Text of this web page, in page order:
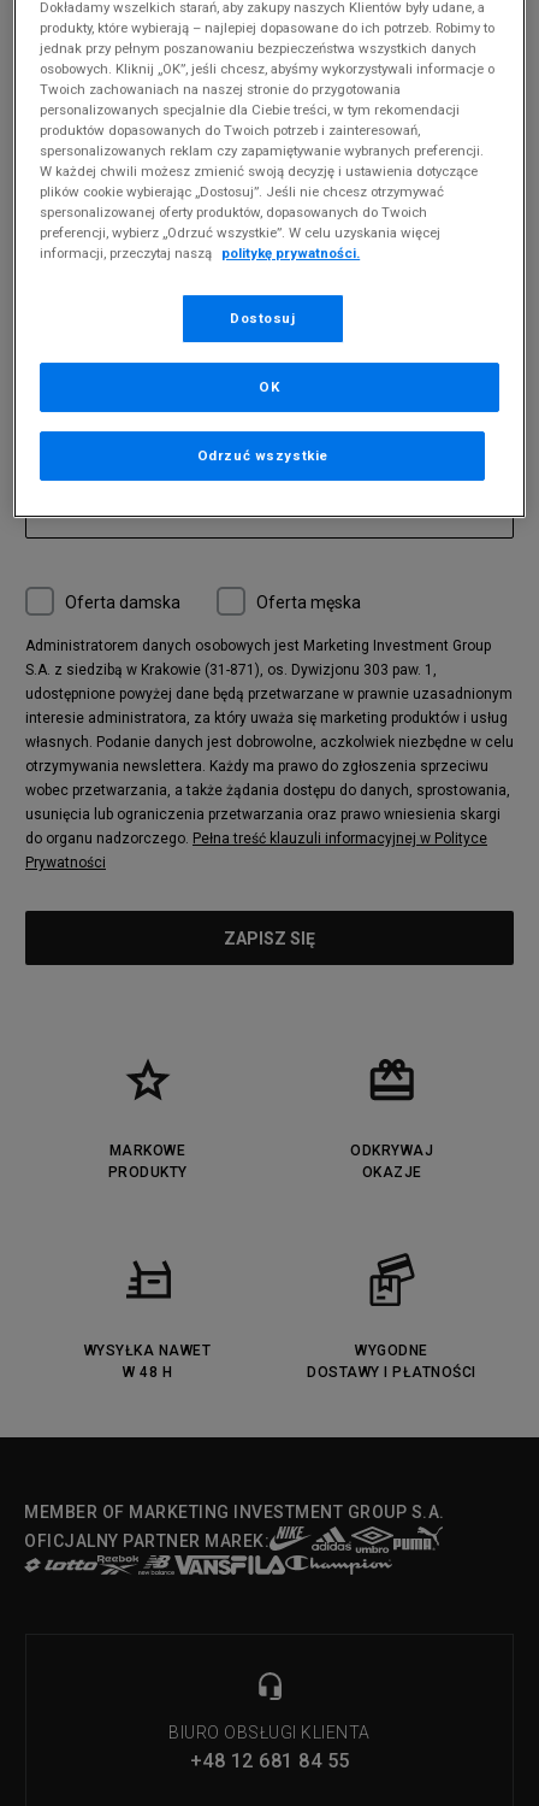
MĘSKIE UMBRO BASE
Produkty pochodzą z końcówek aktualnych
kolekcji, ubiegłych sezonów lub z ekspozycji.
Szczegóły.
Zmień treść wyszukiwanej frazy.
Spróbuj użyć mniejszej ilości filtrów (usuń mniej
istotne).
Powrót do sklepu
Zapisz się do newslettera
Oferta damska Oferta męska
Administratorem danych osobowych jest Marketing Investment Group
S.A. z siedzibą w Krakowie (31-871), os. Dywizjonu 303 paw. 1,
udostępnione powyżej dane będą przetwarzane w prawnie uzasadnionym
interesie administratora, za który uważa się marketing produktów i usług
własnych. Podanie danych jest dobrowolne, aczkolwiek niezbędne w celu
otrzymywania newslettera. Każdy ma prawo do zgłoszenia sprzeciwu
wobec przetwarzania, a także żądania dostępu do danych, sprostowania,
usunięcia lub ograniczenia przetwarzania oraz prawo wniesienia skargi
do organu nadzorczego. Pełna treść klauzuli informacyjnej w Polityce
Prywatności
MARKOWE
PRODUKTY
ODKRYWAJ
OKAZJE
WYSYŁKA NAWET
W 48 H
WYGODNE
DOSTAWY I PŁATNOŚCI
MEMBER OF MARKETING INVESTMENT GROUP S.A.
OFICJALNY PARTNER MAREK:
BIURO OBSŁUGI KLIENTA
+48 12 681 84 55
Dokładamy wszelkich starań, aby zakupy naszych Klientów były udane, a
produkty, które wybierają – najlepiej dopasowane do ich potrzeb. Robimy to
jednak przy pełnym poszanowaniu bezpieczeństwa wszystkich danych
osobowych. Kliknij „OK”, jeśli chcesz, abyśmy wykorzystywali informacje o
Twoich zachowaniach na naszej stronie do przygotowania
personalizowanych specjalnie dla Ciebie treści, w tym rekomendacji
produktów dopasowanych do Twoich potrzeb i zainteresowań,
spersonalizowanych reklam czy zapamiętywanie wybranych preferencji.
W każdej chwili możesz zmienić swoją decyzję i ustawienia dotyczące
plików cookie wybierając „Dostosuj”. Jeśli nie chcesz otrzymywać
spersonalizowanej oferty produktów, dopasowanych do Twoich
preferencji, wybierz „Odrzuć wszystkie”. W celu uzyskania więcej
informacji, przeczytaj naszą
politykę prywatności.
Dostosuj
Odrzuć wszystkie
OK